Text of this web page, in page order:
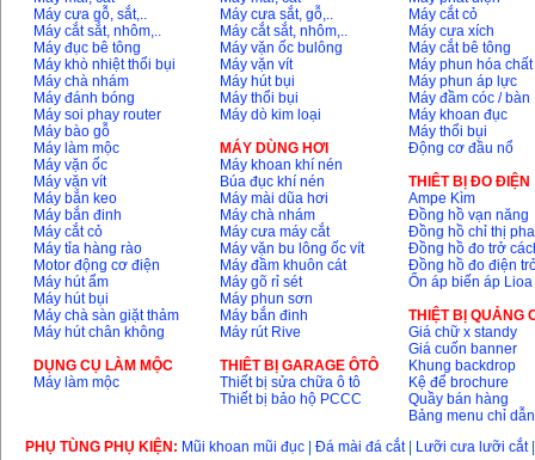
(1510W)
Giá: 14068000
Bộ máy khoan 100
chi tiết Bosch GSB
13RE (650W)
Giá:
Máy khoan Bosch
GSB 16RE (750W)
Giá: 1850000
Động cơ xăng Honda
GX160 (5.5HP)
Giá:7200000
Makita 9553B (710W)
Giá:1296000VND
Máy cưa gỗ, sắt,..
Máy cắt sắt, nhôm,..
Máy đục bê tông
Máy khò nhiệt thổi bụi
Máy chà nhám
Máy đánh bóng
Máy soi phay router
Máy bào gỗ
Máy làm mộc
Máy vặn ốc
Máy vặn vít
Máy bắn keo
Máy bắn đinh
Máy cắt cỏ
Máy tỉa hàng rào
Motor động cơ điện
Máy hút ẩm
Máy hút bụi
Máy chà sàn giặt thảm
Máy hút chân không
DỤNG CỤ LÀM MỘC
Máy làm mộc
Máy cưa sắt, gỗ,..
Máy cắt sắt, nhôm,..
Máy vặn ốc bulông
Máy vặn vít
Máy hút bụi
Máy thổi bụi
Máy dò kim loại
MÁY DÙNG HƠI
Máy khoan khí nén
Búa đục khí nén
Máy mài dũa hơi
Máy chà nhám
Máy cưa máy cắt
Máy vặn bu lông ốc vít
Máy đầm khuôn cát
Máy gõ rỉ sét
Máy phun sơn
Máy bắn đinh
Máy rút Rive
THIÊT BỊ GARAGE ÔTÔ
Thiết bị sửa chữa ô tô
Thiết bị bảo hộ PCCC
Máy cắt cỏ
Máy cưa xích
Máy cắt bê tông
Máy phun hóa chất
Máy phun áp lực
Máy đầm cóc / bàn
Máy khoan đục
Máy thổi bụi
Động cơ đầu nổ
THIÊT BỊ ĐO ĐIỆN
Ampe Kìm
Đồng hồ vạn năng
Đồng hồ chỉ thị pha
Đồng hồ đo trở
Đồng hồ đo điện
Ổn áp biến áp Lioa
THIỆT BỊ QUẢNG
Giá chữ x standy
Giá cuốn banner
Khung backdrop
Kệ để brochure
Quầy bán hàng
Bảng menu chỉ dẫn
PHỤ TÙNG PHỤ KIỆN: Mũi khoan mũi đục Đá mài đá cắt| Lưỡi cưa lưỡi cắt